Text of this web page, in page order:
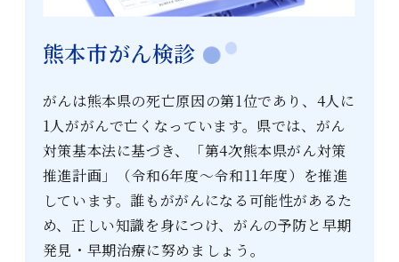
熊本市がん検診
がんは熊本県の死亡原因の第1位であり、4人に
1人ががんで亡くなっています。県では、がん
対策基本法に基づき、「第4次熊本県がん対策
推進計画」（令和6年度～令和11年度）を推進
しています。誰もががんになる可能性があるた
め、正しい知識を身につけ、がんの予防と早期
発見・早期治療に努めましょう。